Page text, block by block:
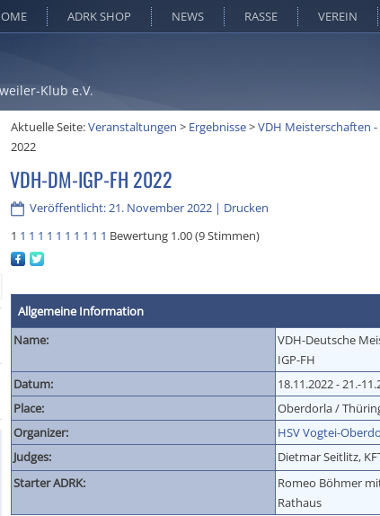
ADRK SHOP NEWS RASSE VEREIN
Klub e.V.
Aktuelle Seite:Veranstaltungen > Ergebnisse>VDH Meisterschaften -
2022
VDH-DM-IGP-FH 2022
Veröffentlicht: 21. November 2022 | Drucken
1 1 1 1 1 1 1 1 1 1 1 Bewertung 1.00 (9 Stimmen)
Allgemeine Information
Name:
VDH-Deutsche
IGP-FH
Datum:
18.11.2022 - 21.-
Place:
Oberdorla /
Organizer:
HSV Vogtei-
Judges:
Dietmar Seitlitz,
Starter ADRK:
Romeo Böhmer
Rathaus